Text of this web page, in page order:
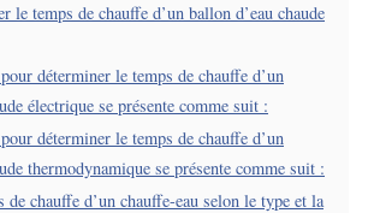
le temps de chauffe d’un ballon d’eau chaude
déterminer le temps de chauffe d’un
électrique se présente comme suit :
déterminer le temps de chauffe d’un
thermodynamique se présente comme suit :
de chauffe d’un chauffe-eau selon le type et la